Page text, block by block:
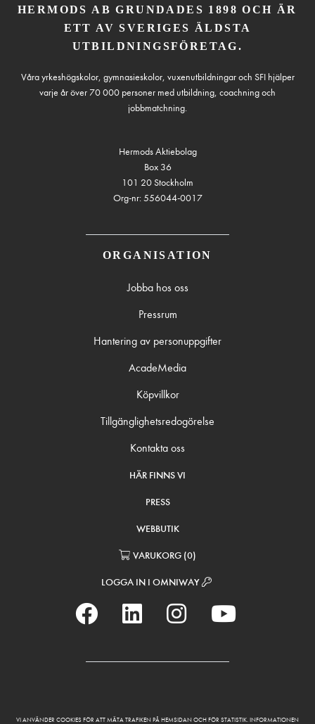
HERMODS AB GRUNDADES 1898 OCH ÄR
ETT AV SVERIGES ÄLDSTA
UTBILDNINGSFÖRETAG.
Våra yrkeshögskolor, gymnasieskolor, vuxenutbildningar och SFI hjälper
varje år över 70 000 personer med utbildning, coachning och
jobbmatchning.
Hermods Aktiebolag
Box 36
101 20 Stockholm
Org-nr: 556044-0017
ORGANISATION
Jobba hos oss
Pressrum
Hantering av personuppgifter
AcadeMedia
Köpvillkor
Tillgänglighetsredogörelse
Kontakta oss
HÄR FINNS VI
PRESS
WEBBUTIK
VARUKORG (0)
LOGGA IN I OMNIWAY
VI ANVÄNDER COOKIES FÖR ATT MÄTA TRAFIKEN PÅ HEMSIDAN OCH FÖR STATISTIK. INFORMATIONEN